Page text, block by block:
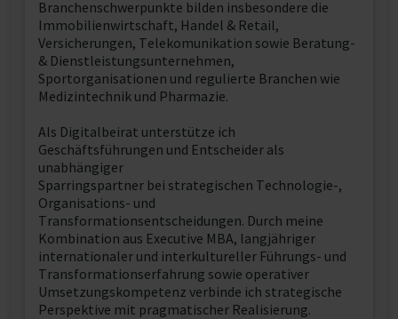
Branchenschwerpunkte bilden insbesondere die
Immobilienwirtschaft, Handel & Retail,
Versicherungen, Telekomunikation sowie Beratung-
& Dienstleistungsunternehmen,
Sportorganisationen und regulierte Branchen wie
Medizintechnik und Pharmazie.
Als Digitalbeirat unterstütze ich
Geschäftsführungen und Entscheider als
unabhängiger
Sparringspartner bei strategischen Technologie-,
Organisations- und
Transformationsentscheidungen. Durch meine
Kombination aus Executive MBA, langjähriger
internationaler und interkultureller Führungs- und
Transformationserfahrung sowie operativer
Umsetzungskompetenz verbinde ich strategische
Perspektive mit pragmatischer Realisierung.